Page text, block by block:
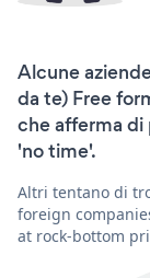
Alcune
da te) Free
che afferma di
'no time'.
Altri tentano di
foreign
at rock-bottom